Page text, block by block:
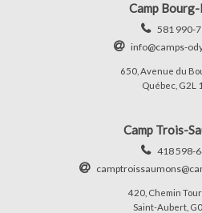
Camp
581 990-
info@camps-
650, Avenue du
Québec, G2L
Camp Trois-
418 598-
420, Chemin
Saint-Aubert,